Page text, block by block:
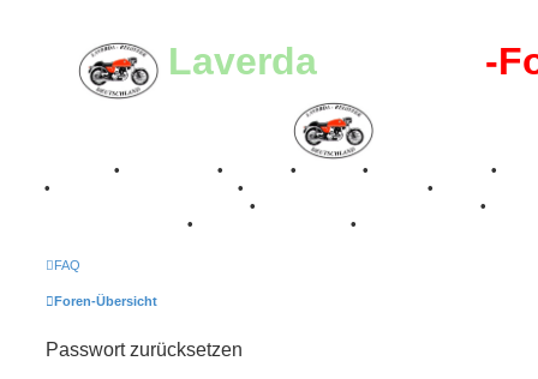
Laverda-Register -
• • • • •
•
•
•
•
•
• •
FAQ
Foren-Übersicht
Passwort zurücksetzen